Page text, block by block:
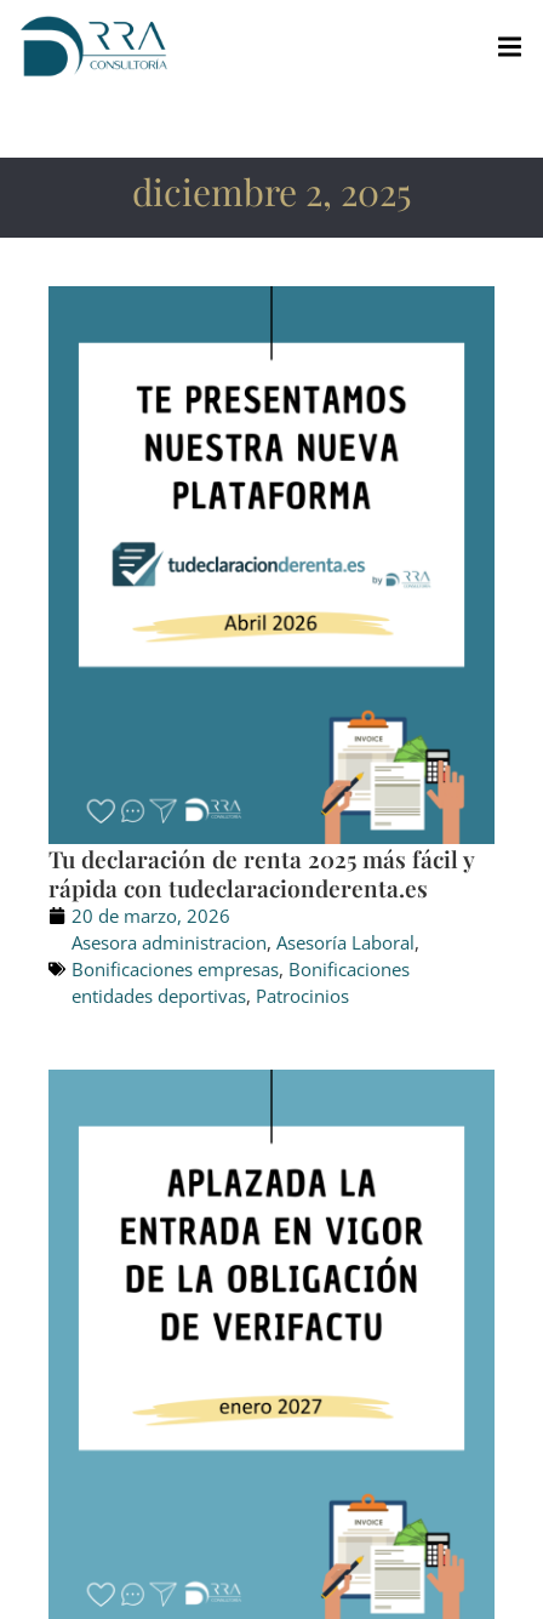
diciembre 2, 2025
Tu declaración de renta 2025 más fácil y
rápida con tudeclaracionderenta.es
20 de marzo, 2026
Asesora administracion, Asesoría Laboral,
Bonificaciones empresas, Bonificaciones
entidades deportivas, Patrocinios